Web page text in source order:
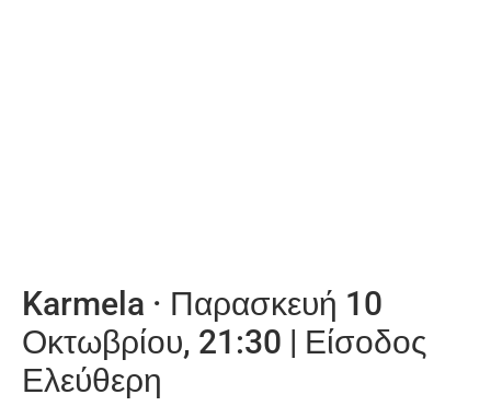
Karmela · Παρασκευή 10
Οκτωβρίου, 21:30 | Είσοδος
Ελεύθερη